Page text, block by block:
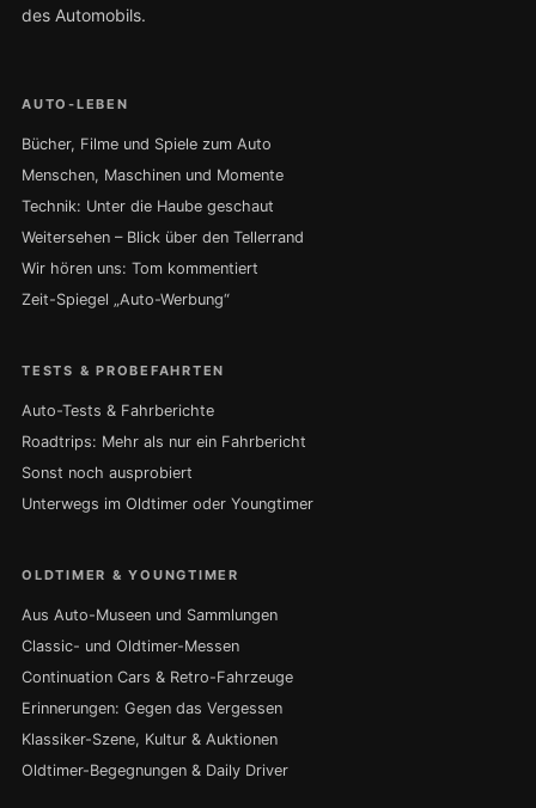
des Automobils.
AUTO-LEBEN
Bücher, Filme und Spiele zum Auto
Menschen, Maschinen und Momente
Technik: Unter die Haube geschaut
Weitersehen – Blick über den Tellerrand
Wir hören uns: Tom kommentiert
Zeit-Spiegel „Auto-Werbung“
TESTS & PROBEFAHRTEN
Auto-Tests & Fahrberichte
Roadtrips: Mehr als nur ein Fahrbericht
Sonst noch ausprobiert
Unterwegs im Oldtimer oder Youngtimer
OLDTIMER & YOUNGTIMER
Aus Auto-Museen und Sammlungen
Classic- und Oldtimer-Messen
Continuation Cars & Retro-Fahrzeuge
Erinnerungen: Gegen das Vergessen
Klassiker-Szene, Kultur & Auktionen
Oldtimer-Begegnungen & Daily Driver